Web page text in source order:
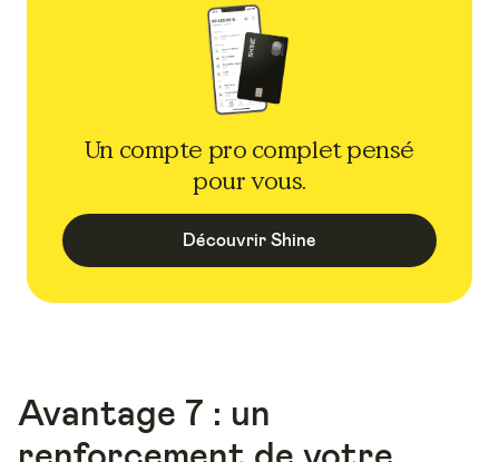
Un compte pro complet pensé
pour vous.
Découvrir Shine
Avantage 7 : un